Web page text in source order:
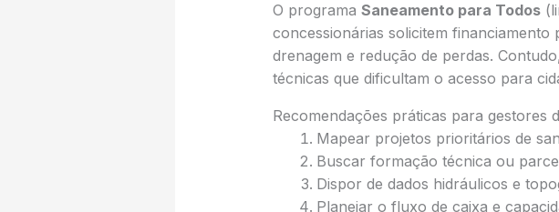
O programa Saneamento para Todos
concessionárias solicitem
drenagem e redução de perdas.
técnicas que dificultam o acesso para
Recomendações práticas para gestores
Mapear projetos prioritários de
Buscar formação técnica ou
Dispor de dados hidráulicos e
Planejar o fluxo de caixa e